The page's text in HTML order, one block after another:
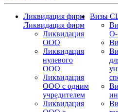
Ликвидация фирм
Ликвидация фирм
Ликвидация
ООО
Ликвидация
нулевого
ООО
Ликвидация
ООО с одним
учредителем
Ликвидация
Визы
О-